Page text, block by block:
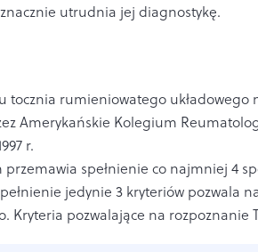
utrudnia jej diagnostykę.
tocznia rumieniowatego układowego
Amerykańskie Kolegium
r.
spełnienie co najmniej 4
jedynie 3 kryteriów pozwala
Kryteria pozwalające na rozpoznanie